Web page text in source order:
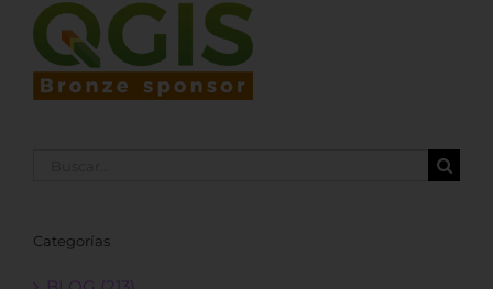
Categorías